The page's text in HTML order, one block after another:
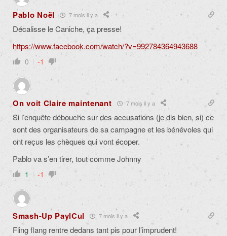
Pablo Noël 7 mois il y a
Décalisse le Caniche, ça presse!
https://www.facebook.com/watch/?v=992784364943688
0 -1
On voit Claire maintenant 7 mois il y a
Si l’enquête débouche sur des accusations (je dis bien, si) ce
sont des organisateurs de sa campagne et les bénévoles qui
ont reçus les chèques qui vont écoper.
Pablo va s’en tirer, tout comme Johnny
1 -1
Smash-Up PaylCul 7 mois il y a
Fling flang rentre dedans tant pis pour l’imprudent!